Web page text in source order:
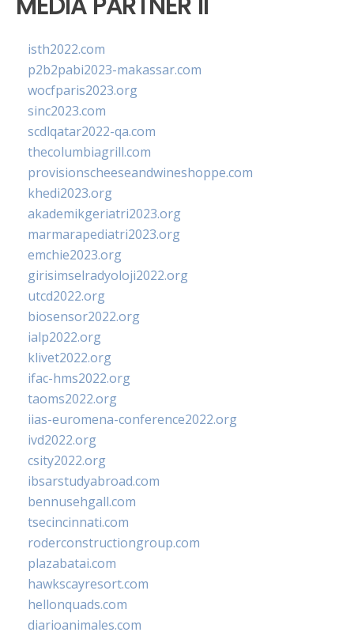
isth2022.com
p2b2pabi2023-makassar.com
wocfparis2023.org
sinc2023.com
scdlqatar2022-qa.com
thecolumbiagrill.com
provisionscheeseandwineshoppe.com
khedi2023.org
akademikgeriatri2023.org
marmarapediatri2023.org
emchie2023.org
girisimselradyoloji2022.org
utcd2022.org
biosensor2022.org
ialp2022.org
klivet2022.org
ifac-hms2022.org
taoms2022.org
iias-euromena-conference2022.org
ivd2022.org
csity2022.org
ibsarstudyabroad.com
bennusehgall.com
tsecincinnati.com
roderconstructiongroup.com
plazabatai.com
hawkscayresort.com
hellonquads.com
diarioanimales.com